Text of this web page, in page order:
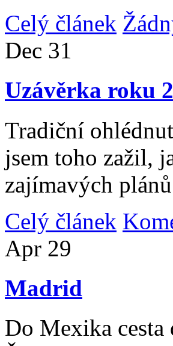
Celý článek
Dec 31
Uzávěrka roku
Tradiční
jsem toho zažil,
zajímavých
Celý článek
Apr 29
Madrid
Do Mexika cesta